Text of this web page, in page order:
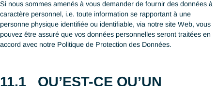
modifié et de la Cap. 486 (PDPO).
10 DÉLÉGUÉ/CONSEILLER